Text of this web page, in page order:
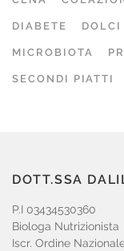
DIABETE DOLCI
MICROBIOTA
SECONDI PIATTI
DOTT.SSA
P.I 03434530360
Biologa Nutrizionista
Iscr. Ordine